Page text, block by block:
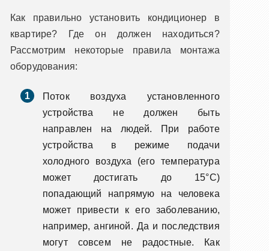
Как правильно установить кондиционер в
квартире? Где он должен находиться?
Рассмотрим некоторые правила монтажа
оборудования:
Поток воздуха установленного
устройства не должен быть
направлен на людей. При работе
устройства в режиме подачи
холодного воздуха (его температура
может достигать до 15°C)
попадающий напрямую на человека
может привести к его заболеванию,
например, ангиной. Да и последствия
могут совсем не радостные. Как